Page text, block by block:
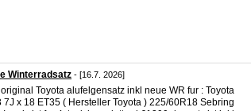
Winterradsatz - [16.7. 2026]
Toyota alufelgensatz inkl neue WR fur : Toyota
7J x 18 ET35 ( Hersteller Toyota ) 225/60R18 Sebring